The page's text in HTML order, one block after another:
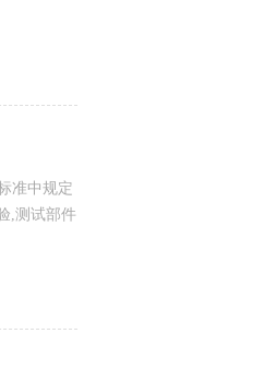
靠。因
。人工
便、便
准中规定
,测试部件
性。本
家标